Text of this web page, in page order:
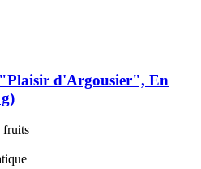
d'Argousier", En
fruits